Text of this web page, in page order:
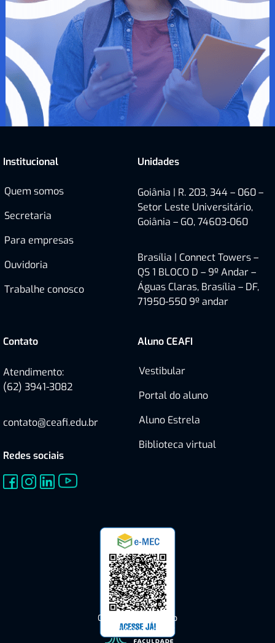
Institucional
Quem somos
Secretaria
Para empresas
Ouvidoria
Trabalhe conosco
Unidades
Goiânia | R. 203, 344 – 060 –
Setor Leste Universitário,
Goiânia – GO, 74603-060
Brasília | Connect Towers –
QS 1 BLOCO D – 9º Andar –
Águas Claras, Brasília – DF,
71950-550 9º andar
Contato
Atendimento:
(62) 3941-3082
contato@ceafi.edu.br
Redes sociais
Aluno CEAFI
Vestibular
Portal do aluno
Aluno Estrela
Biblioteca virtual
Consulte o Cadastro
do CEAFI no e-MEC